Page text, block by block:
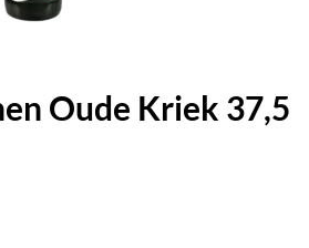
Oude Kriek 37,5